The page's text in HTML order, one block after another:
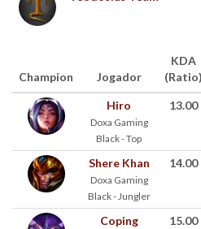
Champion Jogador
KDA
(Ratio)
Hiro
Doxa Gaming
Black - Top
13.00
Shere Khan
Doxa Gaming
Black - Jungler
14.00
Coping 15.00